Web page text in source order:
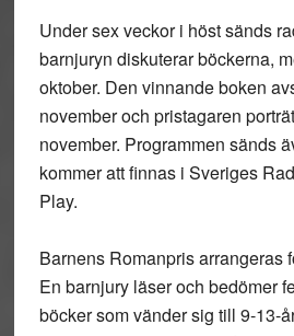
Under sex veckor i höst sänds
barnjuryn diskuterar böckerna,
oktober. Den vinnande boken
november och pristagaren
november. Programmen sänds
kommer att finnas i Sveriges
Play.
Barnens Romanprisarrangeras
En barnjury läser och bedömer
böcker som vänder sig till 9-13-